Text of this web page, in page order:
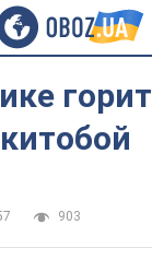
горит
903